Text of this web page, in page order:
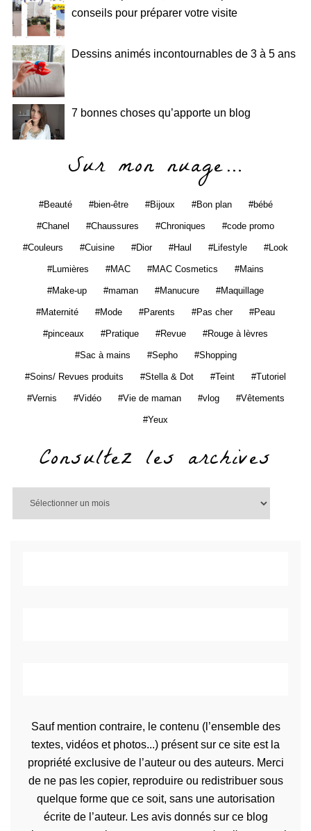
conseils pour préparer votre visite
Dessins animés incontournables de 3 à 5 ans
7 bonnes choses qu’apporte un blog
Sur mon nuage…
Beauté bien-être Bijoux Bon plan bébé
Chanel Chaussures Chroniques code promo
Couleurs Cuisine Dior Haul Lifestyle Look
Lumières MAC MAC Cosmetics Mains
Make-up maman Manucure Maquillage
Maternité Mode Parents Pas cher Peau
pinceaux Pratique Revue Rouge à lèvres
Sac à mains Sepho Shopping
Soins/ Revues produits Stella & Dot Teint Tutoriel
Vernis Vidéo Vie de maman vlog Vêtements
Yeux
Consultez les archives
Sauf mention contraire, le contenu (l’ensemble des
textes, vidéos et photos...) présent sur ce site est la
propriété exclusive de l’auteur ou des auteurs. Merci
de ne pas les copier, reproduire ou redistribuer sous
quelque forme que ce soit, sans une autorisation
écrite de l’auteur. Les avis donnés sur ce blog